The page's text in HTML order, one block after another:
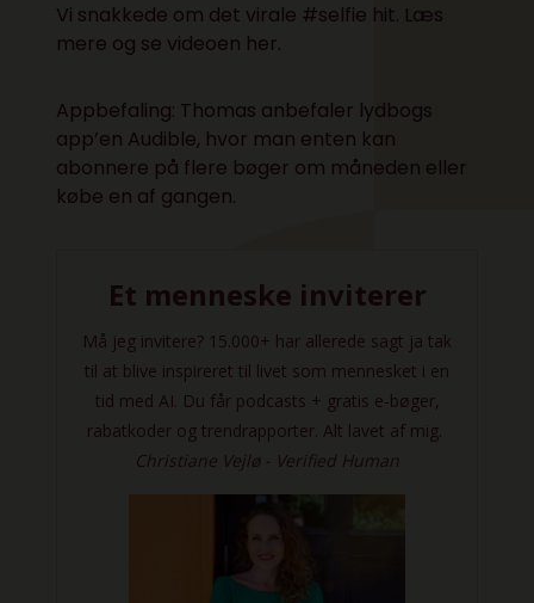
Vi snakkede om det virale #selfie hit. Læs
mere og se videoen her.
Appbefaling: Thomas anbefaler lydbogs
app’en Audible, hvor man enten kan
abonnere på flere bøger om måneden eller
købe en af gangen.